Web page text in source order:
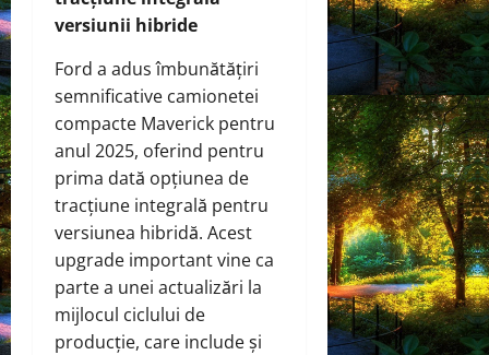
versiunii hibride
Ford a adus îmbunătățiri
semnificative camionetei
compacte Maverick pentru
anul 2025, oferind pentru
prima dată opțiunea de
tracțiune integrală pentru
versiunea hibridă. Acest
upgrade important vine ca
parte a unei actualizări la
mijlocul ciclului de
producție, care include și